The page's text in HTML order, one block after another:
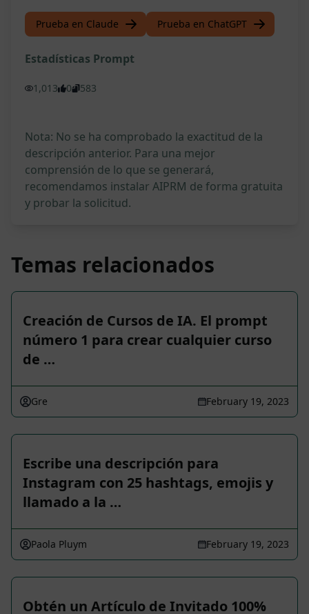
Prueba en Claude Prueba en ChatGPT
Estadísticas Prompt
1,013 0 583
Nota: No se ha comprobado la exactitud de la
descripción anterior. Para una mejor
comprensión de lo que se generará,
recomendamos instalar AIPRM de forma gratuita
y probar la solicitud.
Temas relacionados
Creación de Cursos de IA. El prompt
número 1 para crear cualquier curso
de …
Gre February 19, 2023
Escribe una descripción para
Instagram con 25 hashtags, emojis y
llamado a la …
Paola Pluym February 19, 2023
Obtén un Artículo de Invitado 100%